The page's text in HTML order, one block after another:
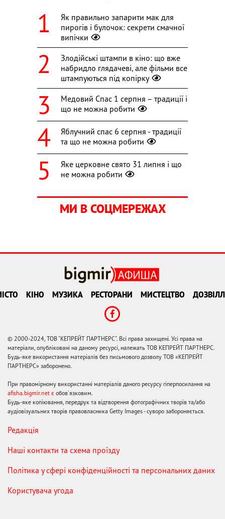
Як правильно запарити мак для
пирогів і булочок: секрети смачної
випічки
Злодійські штампи в кіно: що вже
набридло глядачеві, але фільми все
штампуються під копірку
Медовий Спас 1 серпня – традиції і
що не можна робити
Яблучний спас 6 серпня - традиції
та що не можна робити
Яке церковне свято 31 липня і що
не можна робити
МИ В СОЦМЕРЕЖАХ
КІНО МУЗИКА РЕСТОРАНИ МИСТЕЦТВО
© 2000-2024, ТОВ "КЕПРЕЙТ ПАРТНЕРС". Всі права захищені. Усі права на
матеріали, опубліковані на даному ресурсі, належать ТОВ КЕПРЕЙТ ПАРТНЕРС.
Будь-яке використання матеріалів без письмового дозволу ТОВ «КЕПРЕЙТ
ПАРТНЕРС» заборонено.
При правомірному використанні матеріалів даного ресурсу гіперпосилання на
afisha.bigmir.net є обов'язковим.
Будь-яке копіювання, передрук та відтворення фотографічних творів та/або
аудіовізуальних творів правовласника Getty Images - суворо забороняється.
Редакція
Наші контакти та схема проїзду
Політика у сфері конфіденційності та персональних даних
Користувача угода